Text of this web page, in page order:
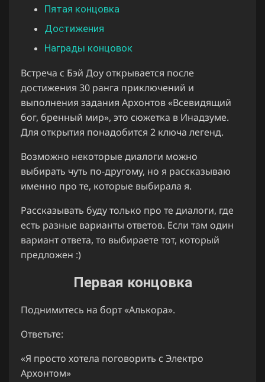
Пятая концовка
Достижения
Награды концовок
Встреча с Бэй Доу открывается после
достижения 30 ранга приключений и
выполнения задания Архонтов «Всевидящий
бог, бренный мир», это сюжетка в Инадзуме.
Для открытия понадобится 2 ключа легенд.
Возможно некоторые диалоги можно
выбирать чуть по-другому, но я рассказываю
именно про те, которые выбирала я.
Рассказывать буду только про те диалоги, где
есть разные варианты ответов. Если там один
вариант ответа, то выбираете тот, который
предложен :)
Первая концовка
Поднимитесь на борт «Алькора».
Ответьте:
«Я просто хотела поговорить с Электро
Архонтом»